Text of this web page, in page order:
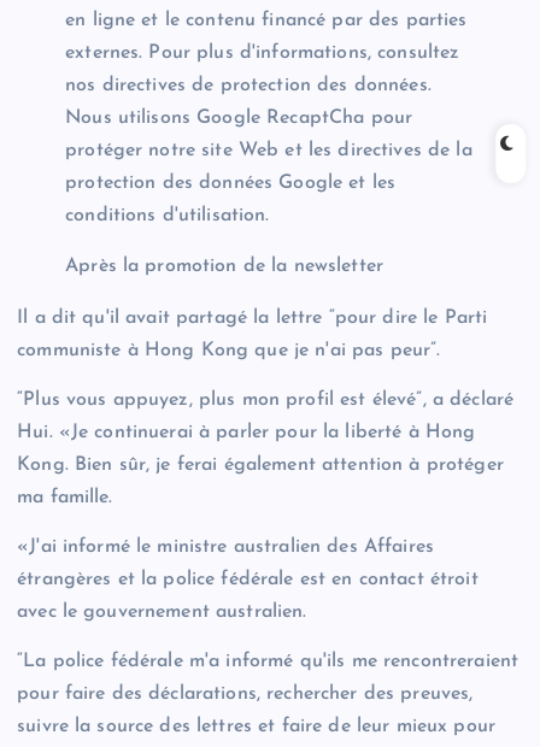
en ligne et le contenu financé par des parties
externes. Pour plus d'informations, consultez
nos directives de protection des données.
Nous utilisons Google RecaptCha pour
protéger notre site Web et les directives de la
protection des données Google et les
conditions d'utilisation.
Après la promotion de la newsletter
Il a dit qu'il avait partagé la lettre “pour dire le Parti
communiste à Hong Kong que je n'ai pas peur”.
“Plus vous appuyez, plus mon profil est élevé”, a déclaré
Hui. «Je continuerai à parler pour la liberté à Hong
Kong. Bien sûr, je ferai également attention à protéger
ma famille.
«J'ai informé le ministre australien des Affaires
étrangères et la police fédérale est en contact étroit
avec le gouvernement australien.
“La police fédérale m'a informé qu'ils me rencontreraient
pour faire des déclarations, rechercher des preuves,
suivre la source des lettres et faire de leur mieux pour